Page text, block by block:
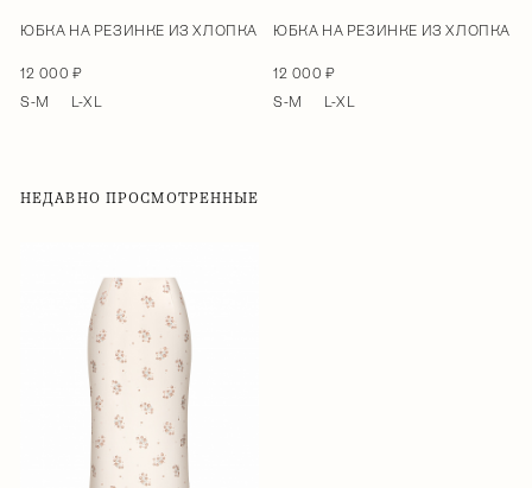
ЮБКА НА РЕЗИНКЕ ИЗ ХЛОПКА
12 000 ₽
S-M
L-XL
ЮБКА НА РЕЗИНКЕ ИЗ ХЛОПКА
12 000 ₽
S-M
L-XL
НЕДАВНО ПРОСМОТРЕННЫЕ